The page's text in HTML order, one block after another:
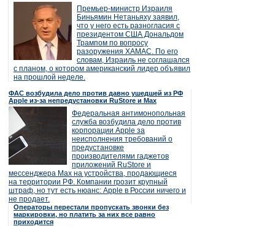
Премьер-министр Израиля
Биньямин Нетаньяху заявил,
что у него есть разногласия с
президентом США Дональдом
Трампом по вопросу
разоружения ХАМАС. По его
словам, Израиль не соглашался
с планом, о котором американский лидер объявил
на прошлой неделе.
ФАС возбудила дело против давно ушедшей из РФ
Apple из-за непредустановки RuStore и Max
Федеральная антимонопольная
служба возбудила дело против
корпорации Apple за
неисполнения требований о
предустановке
производителями гаджетов
приложений RuStore и
мессенджера Max на устройства, продающиеся
на территории РФ. Компании грозит крупный
штраф, но тут есть нюанс: Apple в России ничего и
не продает.
Операторы перестали пропускать звонки без
маркировки, но платить за них все равно
приходится